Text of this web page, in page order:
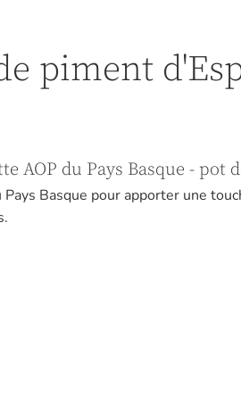
piment
AOP du Pays Basque - pot
Pays Basque pour apporter une